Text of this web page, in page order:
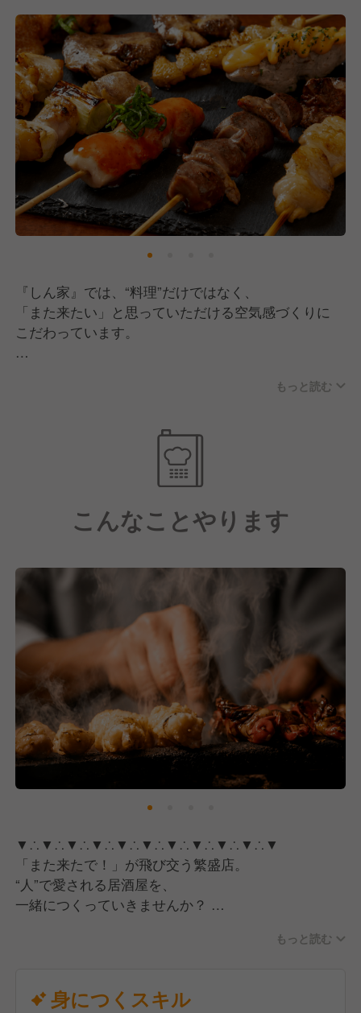
また、駅ビル内店舗のため深夜営業がなく、
23時閉店で終電を超える勤務もありません。
“飲食の楽しさ”と“働きやすさ”を両立しながら、
仲間と一緒に成長できる環境です。
『しん家』では、“料理”だけではなく、
「また来たい」と思っていただける空気感づくりに
こだわっています。
一般的な焼鳥とは違い、“鉄板”を使った独自スタイ
食材や焼き加減にもこだわり、アツアツ出来たてをご
口コミでも「スタッフが元気！」と評判。
お客様との会話や距離感を大切にし、
●現場主導のお店づくり
メニュー開発やイベント企画など、
現場の声やアイデアを大切にしています。
「やってみたい」が形になりやすい環境です。
●スタッフが長く働ける環境
駅ビル内店舗だからこそ深夜営業なし。
月8日休みや高水準の給与体系など、
働きやすさにも本気で取り組んでいます。
『しん家』は、
“うまい・やすい・元気”を本気で届ける居酒屋とし
これからもお客様に愛されるお店づくりを続けていき
ます。
もっと読む
こんなことやります
▼∴▼∴▼∴▼∴▼∴▼∴▼∴▼∴▼∴▼∴▼
「また来たで！」が飛び交う繁盛店。
“人”で愛される居酒屋を、
一緒につくっていきませんか？
鉄板串酒場『しん家』。
もっと読む
身につくスキル